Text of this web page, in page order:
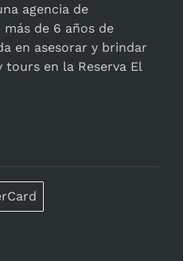
agencia de
de 6 años de
en asesorar y brindar
tours en la Reserva El